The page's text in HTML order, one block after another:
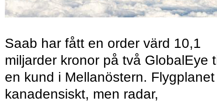
Saab har fått en order värd 10,1
miljarder kronor på två GlobalEye
en kund i Mellanöstern.
kanadensiskt, men radar,